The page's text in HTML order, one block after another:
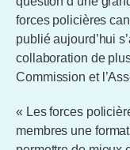
forces policières
publié aujourd’hui
collaboration de
Commission et
« Les forces
membres une